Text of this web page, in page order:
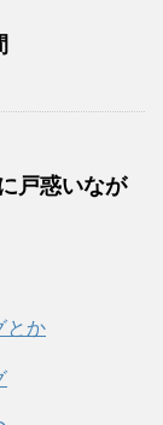
戸惑いなが
とか